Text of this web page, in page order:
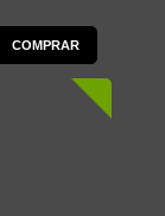
COMPRAR